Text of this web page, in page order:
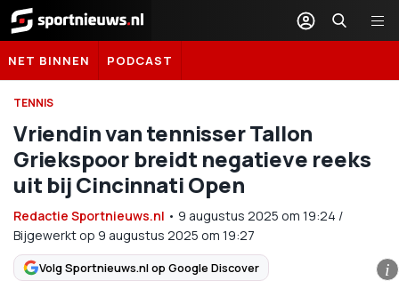
Sportnieuws.nl
NET BINNEN PODCAST
TENNIS
Vriendin van tennisser Tallon
Griekspoor breidt negatieve reeks
uit bij Cincinnati Open
Redactie Sportnieuws.nl • 9 augustus 2025 om 19:24 /
Bijgewerkt op 9 augustus 2025 om 19:27
Volg Sportnieuws.nl op Google Discover i